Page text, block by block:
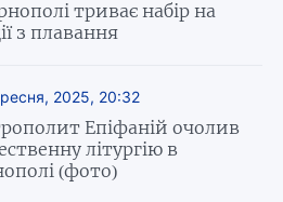
триває набір на
з плавання
2025, 20:32
Епіфаній очолив
літургію в
(фото)